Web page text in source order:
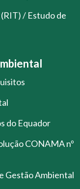
/ Estudo de
do Equador
CONAMA nº
Gestão Ambiental